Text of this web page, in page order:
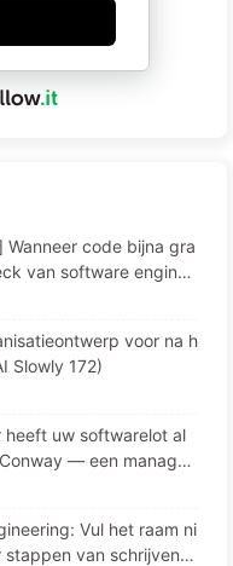
code bijna gra
van software enginee
voor na h
Slowly 172)
uw softwarelot al
— een manage
werd De ve
Vul het raam ni
van schrijven, f